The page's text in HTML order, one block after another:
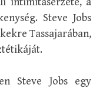
Steve Jobs
Tassajarában,
Steve Jobs egy